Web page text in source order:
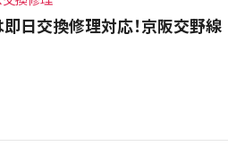
日交換修理対応！京阪交野線